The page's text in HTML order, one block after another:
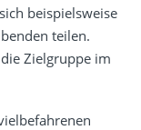
beispielsweise
teilen.
Zielgruppe im